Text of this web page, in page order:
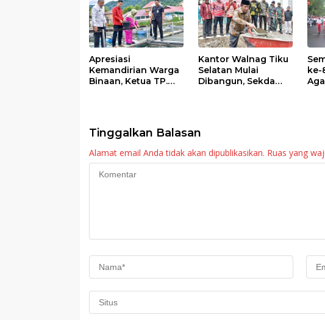
Apresiasi
Kemandirian Warga
Binaan, Ketua TP.
Maninjau
Kantor Walnag Tiku
Selatan Mulai
Dibangun, Sekda
ke-
Tinggalkan Balasan
Alamat email Anda tidak akan dipublikasikan. Ruas yang